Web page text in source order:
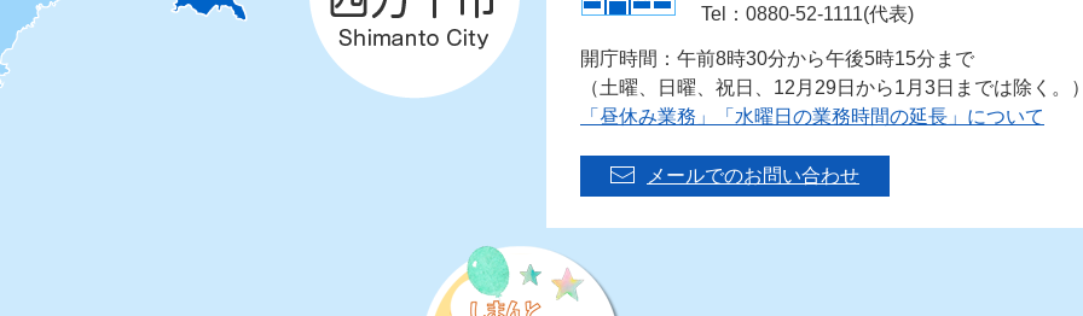
Tel：0880-52-1111(代表)
開庁時間：午前8時30分から午後5時15分まで
（土曜、日曜、祝日、12月29日から1月3日までは除く。
「昼休み業務」「水曜日の業務時間の延長」について
メールでのお問い合わせ